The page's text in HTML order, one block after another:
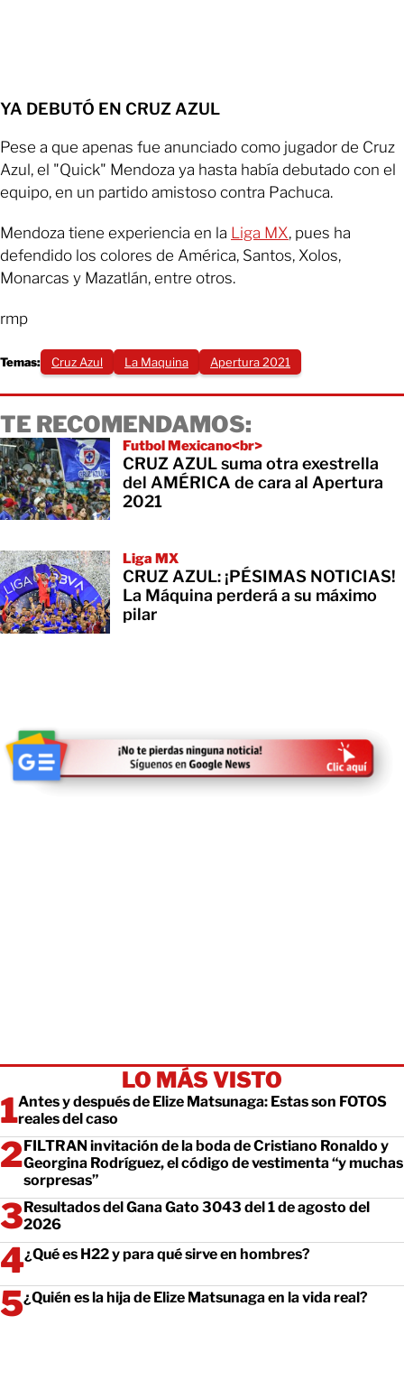
YA DEBUTÓ EN CRUZ AZUL
Pese a que apenas fue anunciado como jugador de Cruz
Azul, el "Quick" Mendoza ya hasta había debutado con el
equipo, en un partido amistoso contra Pachuca.
Mendoza tiene experiencia en la Liga MX, pues ha
defendido los colores de América, Santos, Xolos,
Monarcas y Mazatlán, entre otros.
rmp
Temas: Cruz Azul La Maquina Apertura 2021
TE RECOMENDAMOS:
Futbol Mexicano<br>
CRUZ AZUL suma otra exestrella
del AMÉRICA de cara al Apertura
2021
Liga MX
CRUZ AZUL: ¡PÉSIMAS NOTICIAS!
La Máquina perderá a su máximo
pilar
LO MÁS VISTO
Antes y después de Elize Matsunaga: Estas son FOTOS
reales del caso
FILTRAN invitación de la boda de Cristiano Ronaldo y
Georgina Rodríguez, el código de vestimenta “y muchas
sorpresas”
Resultados del Gana Gato 3043 del 1 de agosto del
2026
¿Qué es H22 y para qué sirve en hombres?
¿Quién es la hija de Elize Matsunaga en la vida real?